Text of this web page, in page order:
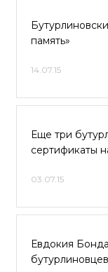
память»
14.07.15
Еще три
сертификаты
03.07.15
Евдокия
бутурлиновцев